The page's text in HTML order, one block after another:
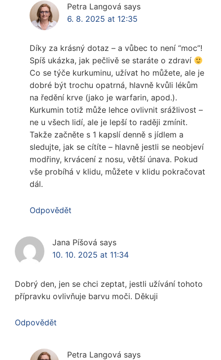
Petra Langová says
6. 8. 2025 at 12:35
Díky za krásný dotaz – a vůbec to není “moc”!
Spíš ukázka, jak pečlivě se staráte o zdraví
Co se týče kurkuminu, užívat ho můžete, ale je
dobré být trochu opatrná, hlavně kvůli lékům
na ředění krve (jako je warfarin, apod.).
Kurkumin totiž může lehce ovlivnit srážlivost –
ne u všech lidí, ale je lepší to raději zmínit.
Takže začněte s 1 kapslí denně s jídlem a
sledujte, jak se cítíte – hlavně jestli se neobjeví
modřiny, krvácení z nosu, větší únava. Pokud
vše probíhá v klidu, můžete v klidu pokračovat
dál.
Odpovědět
Jana Píšová says
10. 10. 2025 at 11:34
Dobrý den, jen se chci zeptat, jestli užívání tohoto
přípravku ovlivňuje barvu moči. Děkuji
Odpovědět
Petra Langová says